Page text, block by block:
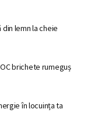
lemn la cheie
brichete rumeguș
în locuința ta